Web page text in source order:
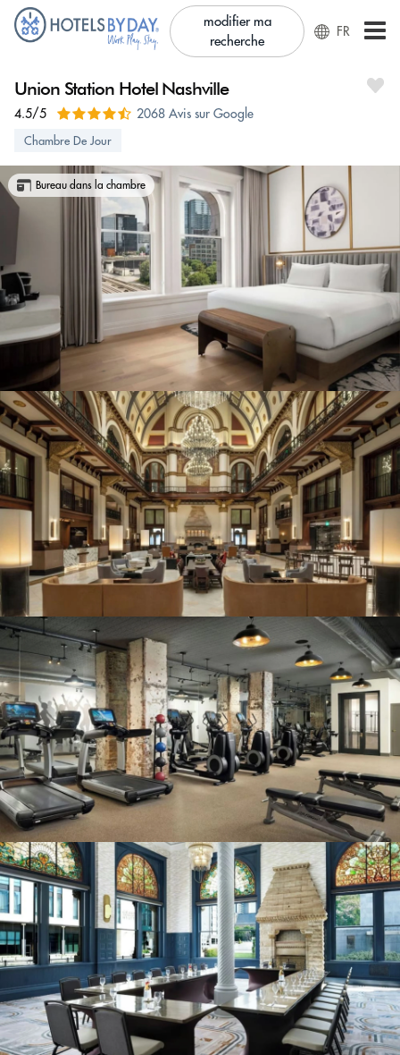
modifier ma
recherche
FR
Union Station Hotel Nashville
4.5/5 2068 Avis sur Google
Chambre De Jour
Bureau dans la chambre